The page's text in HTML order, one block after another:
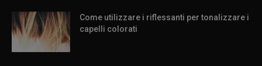
Come utilizzare i riflessanti per tonalizzare i
capelli colorati